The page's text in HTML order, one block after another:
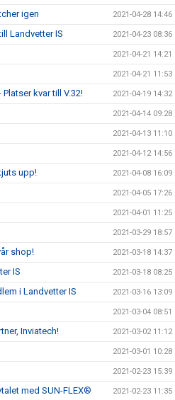
igen 2021-04-28 14:46
Landvetter IS 2021-04-23 08:36
2021-04-21 14:21
2021-04-21 11:53
kvar till V.32! 2021-04-19 14:32
2021-04-14 09:28
2021-04-13 11:10
2021-04-12 14:56
upp! 2021-04-08 16:09
2021-04-05 17:26
2021-04-01 11:25
2021-03-29 18:57
shop! 2021-03-18 14:37
IS 2021-03-18 08:25
i Landvetter IS 2021-03-16 13:09
2021-03-04 08:51
Inviatech! 2021-03-02 11:12
2021-03-01 10:28
2021-02-23 15:39
med SUN-FLEX® 2021-02-23 11:35